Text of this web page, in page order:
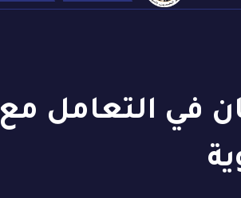
في التعامل مع